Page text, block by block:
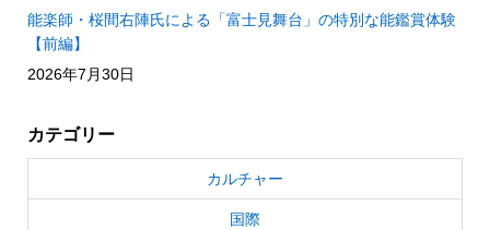
能楽師・桜間右陣氏による「富士見舞台」の特別な能鑑賞体験
【前編】
2026年7月30日
カテゴリー
カルチャー
国際